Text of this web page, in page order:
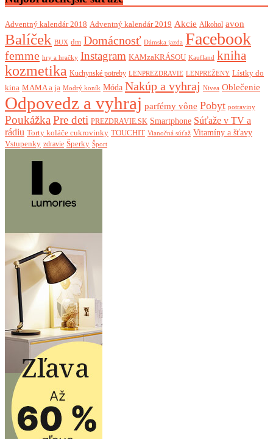
Adventný kalendár 2018 Adventný kalendár 2019 Akcie Alkohol avon
Balíček BUX dm Domácnosť Dámska jazda Facebook
femme hry a hračky Instagram KAMzaKRÁSOU Kaufland kniha
kozmetika Kuchynské potreby LENPREZDRAVIE LENPREŽENY Lístky do
kina MAMA a ja Modrý koník Móda Nakúp a vyhraj Nivea Oblečenie
Odpovedz a vyhraj parfémy vône Pobyt potraviny
Poukážka Pre deti PREZDRAVIE.SK Smartphone Súťaže v TV a
rádiu Torty koláče cukrovinky TOUCHIT Vianočná súťaž Vitamíny a šťavy
Vstupenky zdravie Šperky Šport